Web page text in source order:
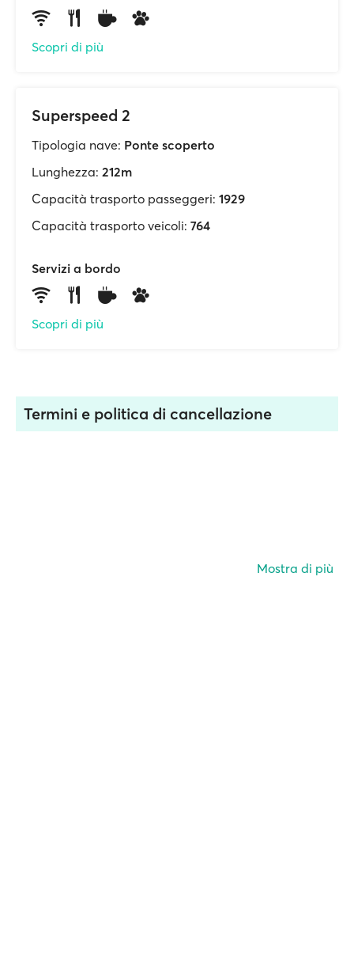
Scopri di più
Superspeed 2
Tipologia nave: Ponte scoperto
Lunghezza: 212m
Capacità trasporto passeggeri: 1929
Capacità trasporto veicoli: 764
Servizi a bordo
Scopri di più
Termini e politica di cancellazione
Mostra di più